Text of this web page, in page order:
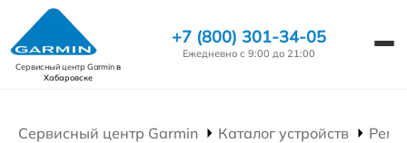
Сервисный центр Garminв
Хабаровске
+7 (800) 301-34-05
Ежедневно с 9:00 до 21:00
Сервисный центр Garmin Каталог устройств